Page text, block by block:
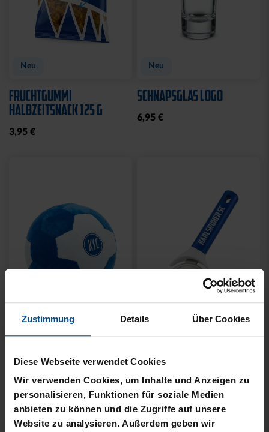
Zustimmung Details Über Cookies
Diese Webseite verwendet Cookies
Wir verwenden Cookies, um Inhalte und Anzeigen zu
personalisieren, Funktionen für soziale Medien
anbieten zu können und die Zugriffe auf unsere
Website zu analysieren. Außerdem geben wir
Neu
FRUCHTGUMMI
HALBZEITSNACK 125 G
3,95 €
Neu
SCHNAPSGLAS LOGO
6,95 €
PLÜSCHBALL LOGO
GROSS
14,95 €
PIZZASCHNEIDER KSC
12,95 €